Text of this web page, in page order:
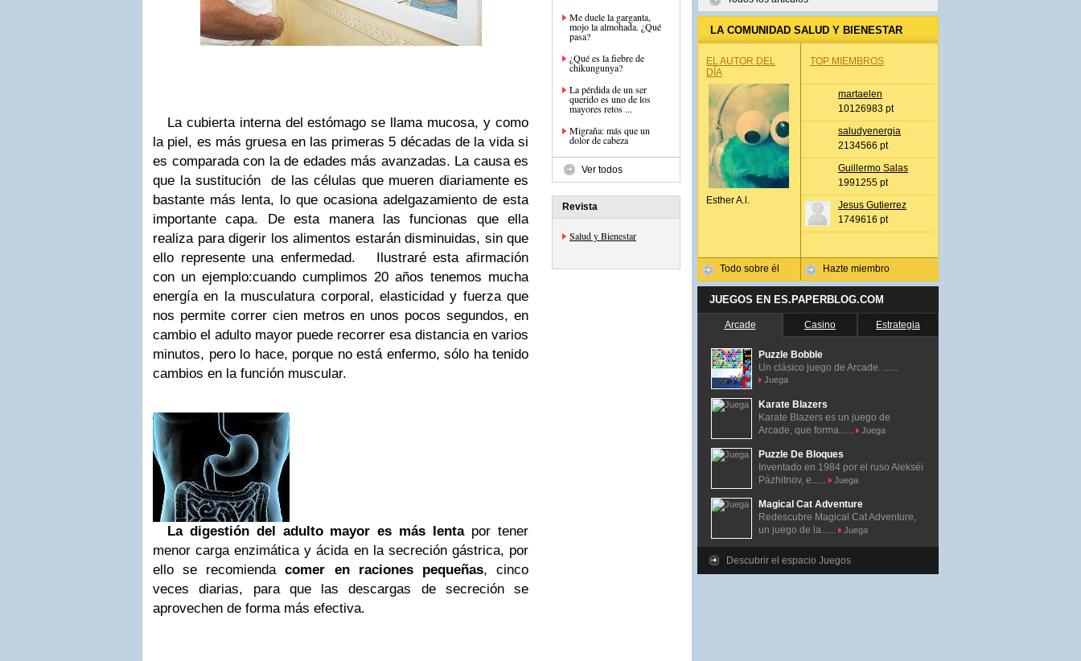
La cubierta interna del estómago se llama mucosa, y como
la piel, es más gruesa en las primeras 5 décadas de la vida si
es comparada con la de edades más avanzadas. La causa es
que la sustitución de las células que mueren diariamente es
bastante más lenta, lo que ocasiona adelgazamiento de esta
importante capa. De esta manera las funcionas que ella
realiza para digerir los alimentos estarán disminuidas, sin que
ello represente una enfermedad.
Ilustraré esta afirmación
con un ejemplo:cuando cumplimos 20 años tenemos mucha
energía en la musculatura corporal, elasticidad y fuerza que
nos permite correr cien metros en unos pocos segundos, en
cambio el adulto mayor puede recorrer esa distancia en varios
minutos, pero lo hace, porque no está enfermo, sólo ha tenido
cambios en la función muscular.
La digestión del adulto mayor es más lenta por tener
menor carga enzimática y ácida en la secreción gástrica, por
ello se recomiendacomer en raciones pequeñas, cinco
veces diarias, para que las descargas de secreción se
aprovechen de forma más efectiva.
Me duele la garganta,
mojo la almohada. ¿Qué
pasa?
¿Qué es la fiebre de
chikungunya?
La pérdida de un ser
querido es uno de los
mayores retos ...
Migraña: más que un
dolor de cabeza
Ver todos
Revista
Salud y Bienestar
LA COMUNIDAD SALUD Y BIENESTAR
EL AUTOR DEL
DÍA
Esther A.l.
Todo sobre él
TOP MIEMBROS
martaelen
10126983 pt
saludyenergia
2134566 pt
Guillermo Salas
1991255 pt
Jesus Gutierrez
1749616 pt
Hazte miembro
JUEGOS EN ES.PAPERBLOG.COM
Arcade Casino Estrategia
Puzzle Bobble
Un clásico juego de Arcade. ......
Juega
Karate Blazers
Karate Blazers es un juego de
Arcade, que forma......
Juega
Puzzle De Bloques
Inventado en 1984 por el ruso Alekséi
Pázhitnov, e......
Juega
Magical Cat Adventure
Redescubre Magical Cat Adventure,
un juego de la......
Juega
Descubrir el espacio Juegos